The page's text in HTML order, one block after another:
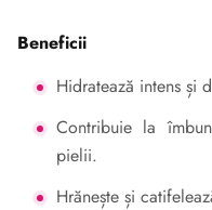
Beneficii
Hidratează intens și
Contribuie la
pielii.
Hrănește și